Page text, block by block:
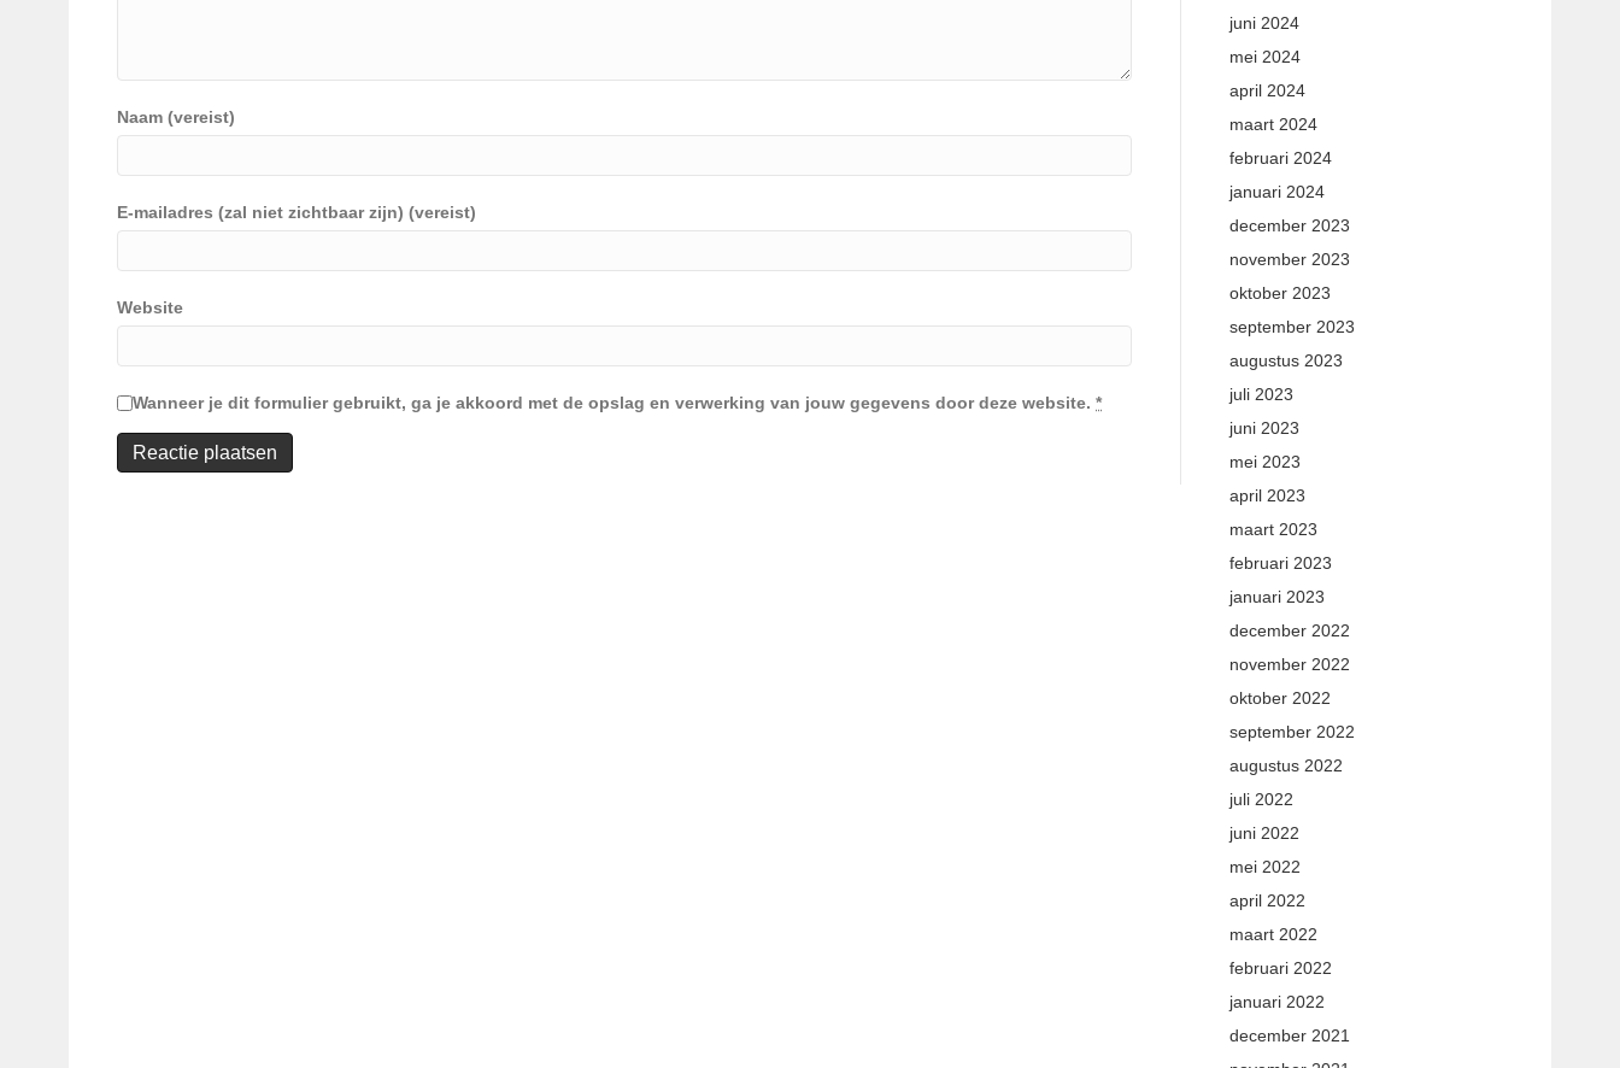
Naam (vereist)
E-mailadres (zal niet zichtbaar zijn) (vereist)
Website
Wanneer je dit formulier gebruikt, ga je akkoord met de opslag en verwerking van jouw gegevens door deze website. *
juni 2024
mei 2024
april 2024
maart 2024
februari 2024
januari 2024
december 2023
november 2023
oktober 2023
september 2023
augustus 2023
juli 2023
juni 2023
mei 2023
april 2023
maart 2023
februari 2023
januari 2023
december 2022
november 2022
oktober 2022
september 2022
augustus 2022
juli 2022
juni 2022
mei 2022
april 2022
maart 2022
februari 2022
januari 2022
december 2021